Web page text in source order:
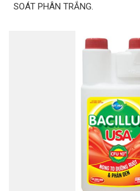
SOÁT PHÂN TRẮNG.